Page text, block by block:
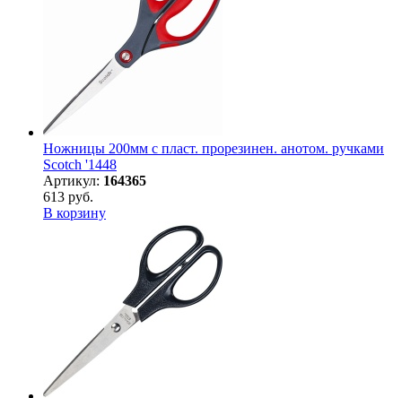
Ножницы 200мм с пласт. прорезинен. анотом. ручками
Scotch '1448
Артикул: 164365
613 руб.
В корзину